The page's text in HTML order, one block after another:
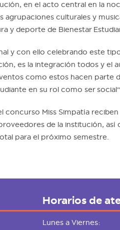
en el acto central en la
agrupaciones culturales y
y deporte de Bienestar
y con ello celebrando este
es la integración todos y el
como estos hacen parte
en su rol como ser social”
concurso Miss Simpatía reciben
de la institución, así
para el próximo semestre.
Horarios de
Lunes a Viernes: